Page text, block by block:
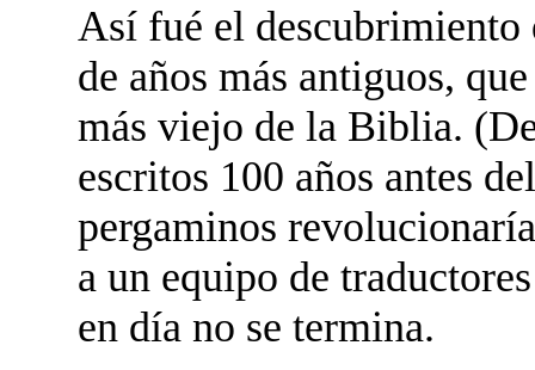
Así fué el descubrimiento
de años más antiguos,
más viejo de la Biblia.
escritos 100 años antes
pergaminos
a un equipo de
en día no se termina.